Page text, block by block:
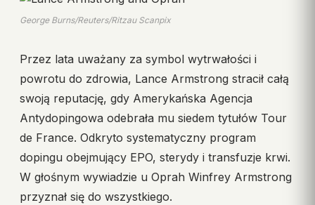
George Burns/Reuters/Ritzau Scanpix
Przez lata uważany za symbol wytrwałości i
powrotu do zdrowia, Lance Armstrong stracił całą
swoją reputację, gdy Amerykańska Agencja
Antydopingowa odebrała mu siedem tytułów Tour
de France. Odkryto systematyczny program
dopingu obejmujący EPO, sterydy i transfuzje krwi.
W głośnym wywiadzie u Oprah Winfrey Armstrong
przyznał się do wszystkiego.